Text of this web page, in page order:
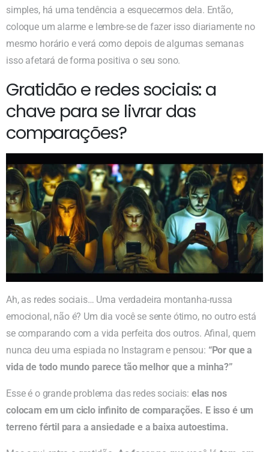
simples, há uma tendência a esquecermos dela. Então,
coloque um alarme e lembre-se de fazer isso diariamente no
mesmo horário e verá como depois de algumas semanas
isso afetará de forma positiva o seu sono.
Gratidão e redes sociais: a
chave para se livrar das
comparações?
Ah, as redes sociais… Uma verdadeira montanha-russa
emocional, não é? Um dia você se sente ótimo, no outro está
se comparando com a vida perfeita dos outros. Afinal, quem
nunca deu uma espiada no Instagram e pensou: “Por que a
vida de todo mundo parece tão melhor que a minha?”
Esse é o grande problema das redes sociais: elas nos
colocam em um ciclo infinito de comparações. E isso é um
terreno fértil para a ansiedade e a baixa autoestima.